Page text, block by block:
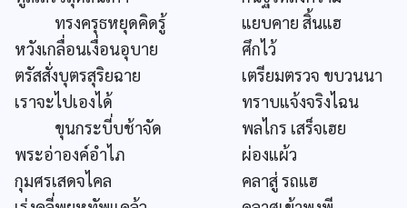
ทรงครุธหยุดคิดรู้
แยบคาย สิ้นแฮ
หวังเกลื่อนเงื่อนอุบาย
ศึกไว้
ตรัสสั่งบุตรสุริยฉาย
เตรียมตรวจ ขบวนนา
เราจะไปเองได้
ทราบแจ้งจริงไฉน
ขุนกระบี่บช้าจัด
พลไกร เสร็จเฮย
พระอ่าองค์อำไภ
ผ่องแผ้ว
กุมศรเสดจไคล
คลาสู่ รถแฮ